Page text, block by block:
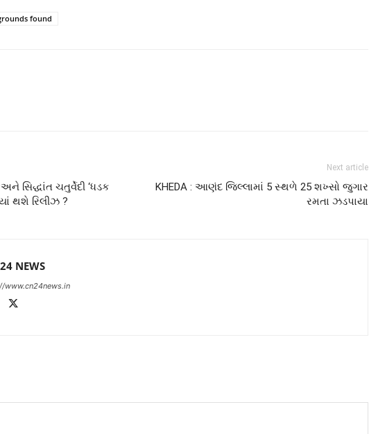
found
અને સિદ્ધાંત ચતુર્વેદી ‘ધડક
થશે રિલીઝ ?
Next article
KHEDA : આણંદ જિલ્લામાં 5 સ્થળે 25 શખ્સો જુગાર
રમતા ઝડપાયા
NEWS
www.cn24news.in